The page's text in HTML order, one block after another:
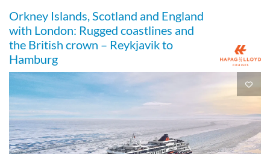
Balkonkabine
Balkonkabine-[06]
Deck 6
Balkonkabine
Orkney Islands, Scotland and England
with London: Rugged coastlines and
the British crown – Reykjavik to
Hamburg